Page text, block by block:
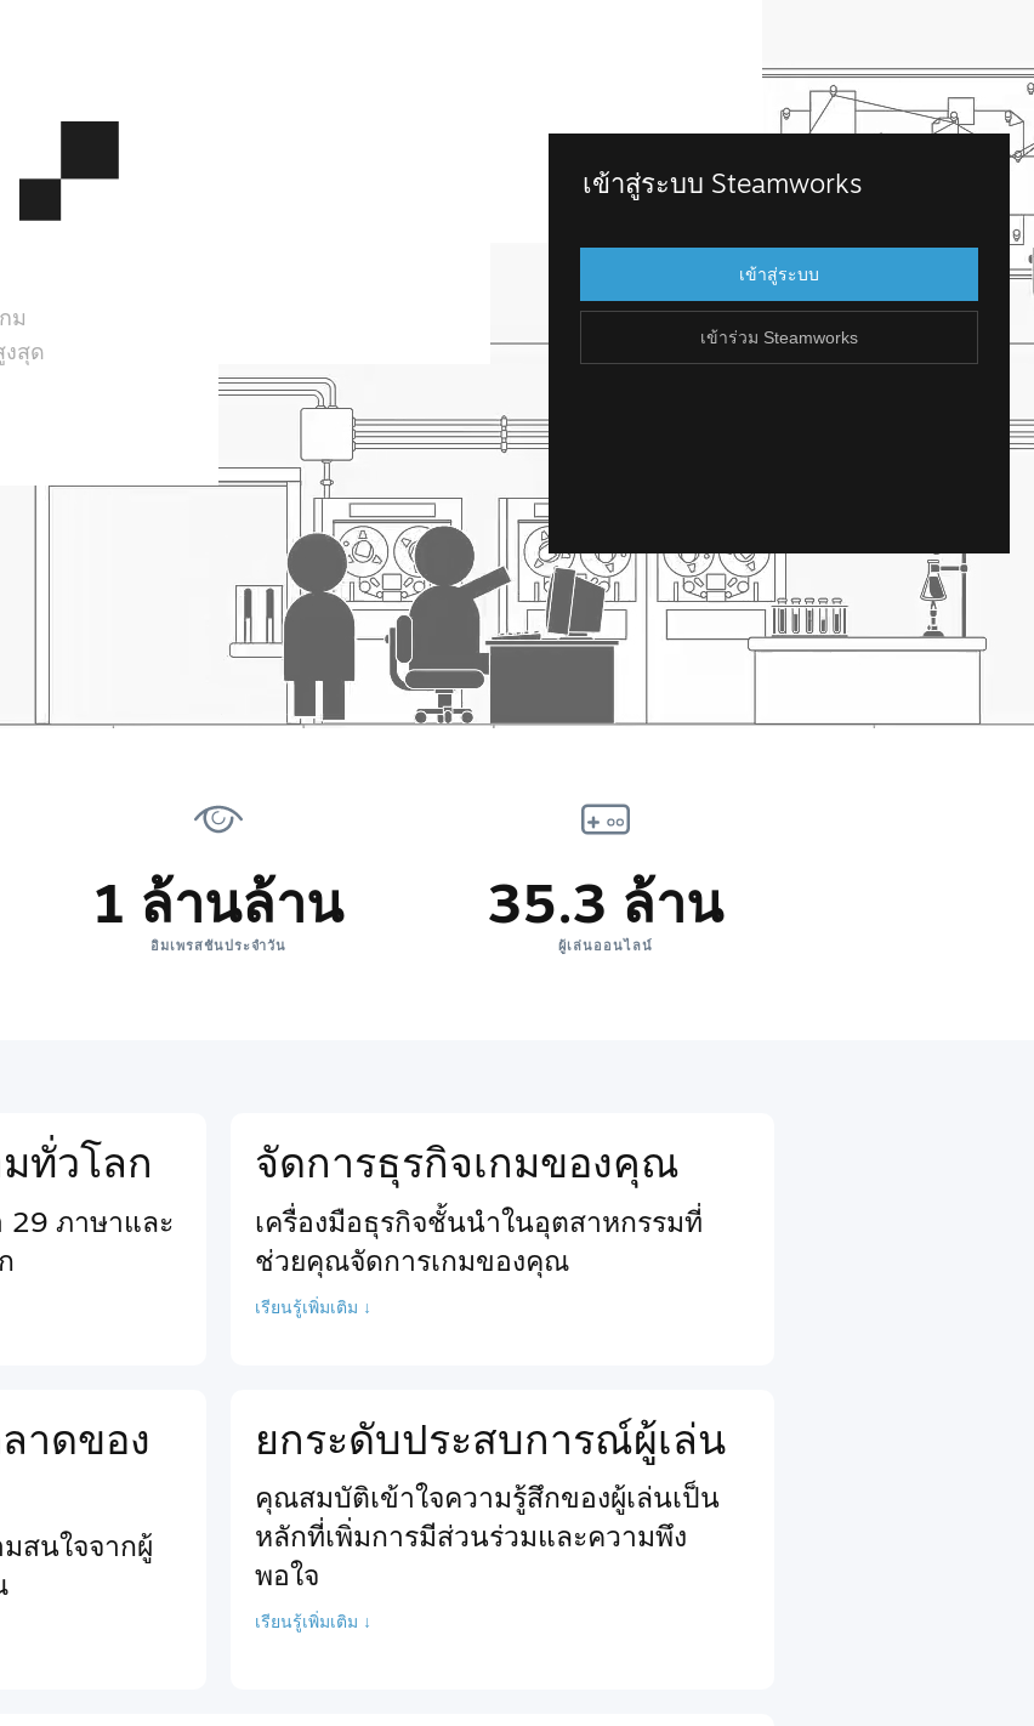
ม
สุด
เข้าสู่ระบบ Steamworks
เข้าสู่ระบบ
เข้าร่วม Steamworks
เข้าร่วม Steamworks
Steam ที่คุณมีอยู่แล้ว แต่ถ้าคุณไม่มีบัญชี
Steam น่ะหรือ? คุณสามารถสร้างได้ไม่ยาก
1 ล้านล้าน
อิมเพรสชันประจำวัน
35.3 ล้าน
ผู้เล่นออนไลน์
ทั่วโลก
29 ภาษาและ
จัดการธุรกิจเกมของคุณ
เครื่องมือธุรกิจชั้นนำในอุตสาหกรรมที่
ช่วยคุณจัดการเกมของคุณ
เรียนรู้เพิ่มเติม ↓
าดของ
สนใจจากผู้
ยกระดับประสบการณ์ผู้เล่น
คุณสมบัติเข้าใจความรู้สึกของผู้เล่นเป็น
หลักที่เพิ่มการมีส่วนร่วมและความพึง
พอใจ
เรียนรู้เพิ่มเติม ↓